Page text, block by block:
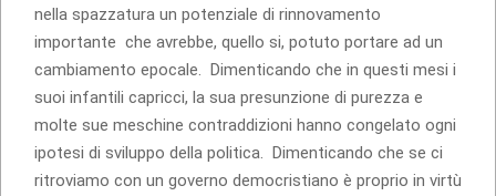
nella spazzatura un potenziale di rinnovamento
importante che avrebbe, quello si, potuto portare ad un
cambiamento epocale. Dimenticando che in questi mesi i
suoi infantili capricci, la sua presunzione di purezza e
molte sue meschine contraddizioni hanno congelato ogni
ipotesi di sviluppo della politica. Dimenticando che se ci
ritroviamo con un governo democristiano è proprio in virtù